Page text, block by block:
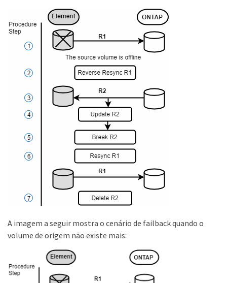
A imagem a seguir mostra o cenário de failback quando o
volume de origem não existe mais: